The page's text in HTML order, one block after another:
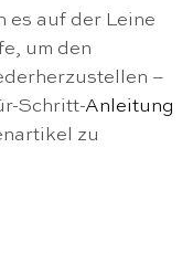
es auf der Leine
um den
–
Schritt-Anleitung
zu